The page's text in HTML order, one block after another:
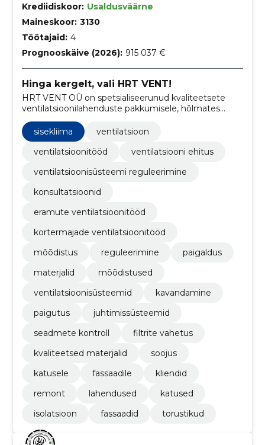
Krediidiskoor: Usaldusväärne
Maineskoor: 3130
Töötajaid: 4
Prognooskäive (2026): 915 037 €
Hinga kergelt, vali HRT VENT!
HRT VENT OÜ on spetsialiseerunud kvaliteetsete
ventilatsioonilahenduste pakkumisele, hõlmates
ventilatsioonisüsteemide ehitust, seadmete müük ja
paigaldus ning süsteemide mõõdistamine koos
dokumentatsiooniga.
sisekliima
ventilatsioon
ventilatsioonitööd
ventilatsiooni ehitus
ventilatsioonisüsteemi reguleerimine
konsultatsioonid
eramute ventilatsioonitööd
kortermajade ventilatsioonitööd
mõõdistus
reguleerimine
paigaldus
materjalid
mõõdistused
ventilatsioonisüsteemid
kavandamine
paigutus
juhtimissüsteemid
seadmete kontroll
filtrite vahetus
kvaliteetsed materjalid
soojus
katusele
fassaadile
kliendid
remont
lahendused
katused
isolatsioon
fassaadid torustikud